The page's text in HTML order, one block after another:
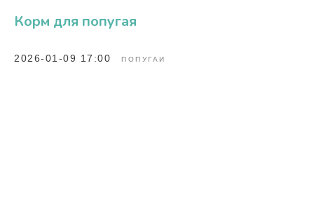
Корм для попугая
2026-01-09 17:00 ПОПУГАИ